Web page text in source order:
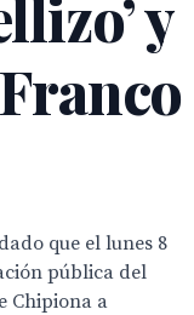
y
que el lunes 8
pública del
Chipiona a